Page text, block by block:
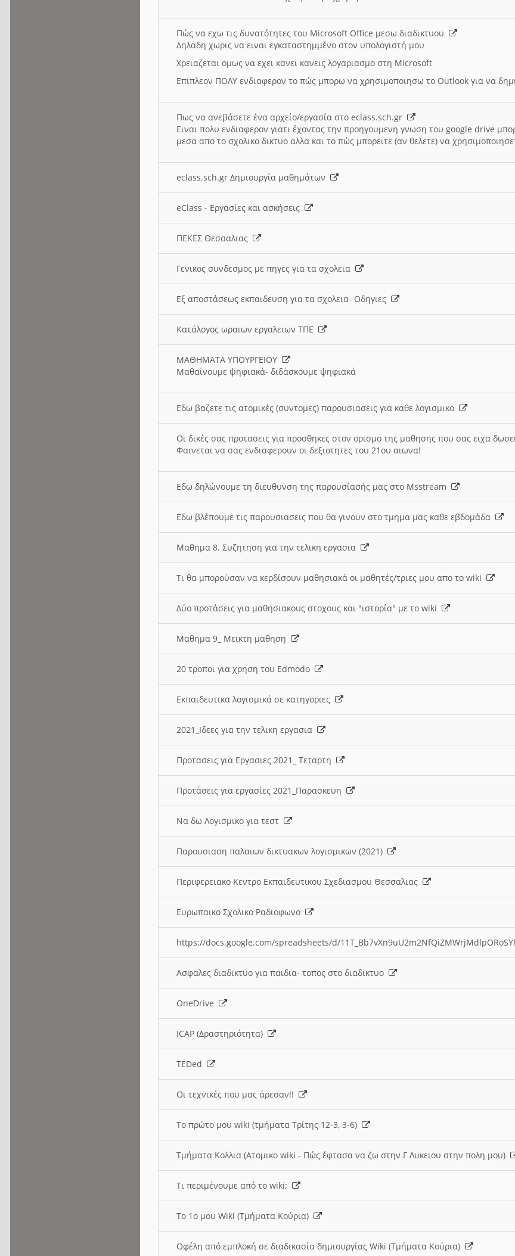
Πώς να εχω τις δυνατότητες του Microsoft Office μεσω διαδικτυου
Δηλαδη χωρις να ειναι εγκαταστημμένο στον υπολογιστή μου
Χρειαζεται ομως να εχει κανει κανεις λογαριασμο στη Microsoft
Επιπλεον ΠΟΛΥ ενδιαφερον το πώς μπορω να χρησιμοποιησω το Outlook για να
Πως να ανεβάσετε ένα αρχείο/εργασία στο eclass.sch.gr
Ειναι πολυ ενδιαφερον γιατι έχοντας την προηγουμενη γνωση του google drive
μεσα απο το σχολικο δικτυο αλλα και το πώς μπορειτε (αν θελετε) να
eclass.sch.gr Δημιουργία μαθημάτων
eClass - Εργασίες και ασκήσεις
ΠΕΚΕΣ Θεσσαλιας
Γενικος συνδεσμος με πηγες για τα σχολεια
Εξ αποστάσεως εκπαιδευση για τα σχολεια- Οδηγιες
Κατάλογος ωραιων εργαλειων ΤΠΕ
ΜΑΘΗΜΑΤΑ ΥΠΟΥΡΓΕΙΟΥ
Μαθαίνουμε ψηφιακά- διδάσκουμε ψηφιακά
Εδω βαζετε τις ατομικές (συντομες) παρουσιασεις για καθε λογισμικο
Οι δικές σας προτασεις για προσθηκες στον ορισμο της μαθησης που σας ειχα
Φαινεται να σας ενδιαφερουν οι δεξιοτητες του 21ου αιωνα!
Εδω δηλώνουμε τη διευθυνση της παρουσίασής μας στο Msstream
Εδω βλέπουμε τις παρουσιασεις που θα γινουν στο τμημα μας καθε εβδομάδα
Μαθημα 8. Συζητηση για την τελικη εργασια
Τι θα μπορούσαν να κερδίσουν μαθησιακά οι μαθητές/τριες μου απο το wiki
Δύο προτάσεις για μαθησιακους στοχους και "ιστορία" με το wiki
Μαθημα 9_ Μεικτη μαθηση
20 τροποι για χρηση του Edmodo
Εκπαιδευτικα λογισμικά σε κατηγοριες
2021_Ιδεες για την τελικη εργασια
Προτασεις για Εργασιες 2021_ Τεταρτη
Προτάσεις για εργασίες 2021_Παρασκευη
Να δω Λογισμικο για τεστ
Παρουσιαση παλαιων δικτυακων λογισμικων (2021)
Περιφερειακο Κεντρο Εκπαιδευτικου Σχεδιασμου Θεσσαλιας
Ευρωπαικο Σχολικο Ραδιοφωνο
https://docs.google.com/spreadsheets/d/
Ασφαλες διαδικτυο για παιδια- τοπος στο διαδικτυο
OneDrive
ICAP (Δραστηριότητα)
TEDed
Οι τεχνικές που μας άρεσαν!!
Το πρώτο μου wiki (τμήματα Τρίτης 12-3, 3-6)
Τμήματα Κολλια (Ατομικο wiki - Πώς έφτασα να ζω στην Γ Λυκειου στην πολη μου)
Τι περιμένουμε από το wiki;
Το 1ο μου Wiki (Τμήματα Κούρια)
Οφέλη από εμπλοκή σε διαδικασία δημιουργίας Wiki (Τμήματα Κούρια)